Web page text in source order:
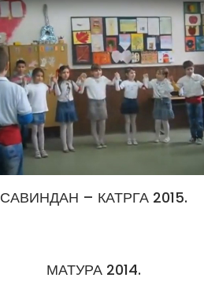
САВИНДАН – КАТРГА 2015.
МАТУРА 2014.